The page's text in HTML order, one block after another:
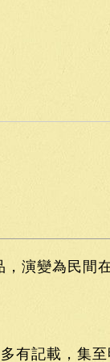
演變為民間
有記載，集